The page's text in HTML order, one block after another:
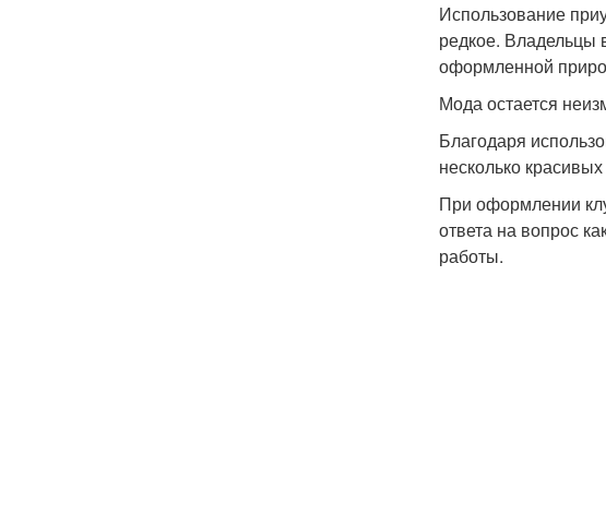
Использование
редкое. Владельцы
оформленной
Мода остается
Благодаря
несколько
При оформлении
ответа на вопрос
работы.